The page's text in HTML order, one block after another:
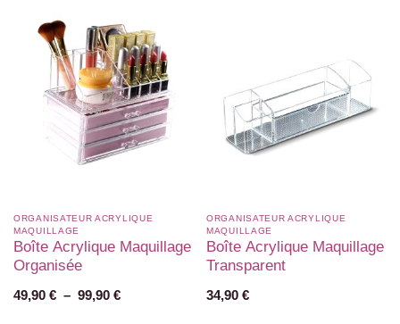
ORGANISATEUR ACRYLIQUE
MAQUILLAGE
Boîte Acrylique Maquillage
Organisée
49,90 € – 99,90 €
ORGANISATEUR ACRYLIQUE
MAQUILLAGE
Boîte Acrylique Maquillage
Transparent
34,90 €